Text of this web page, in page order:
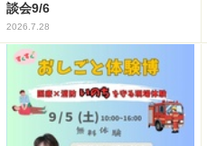
談会9/6
2026.7.28